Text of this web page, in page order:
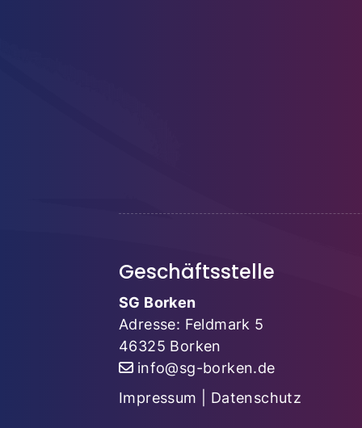
Geschäftsstelle
SG Borken
Adresse: Feldmark 5
46325 Borken
info@sg-borken.de
Impressum
Datenschutz